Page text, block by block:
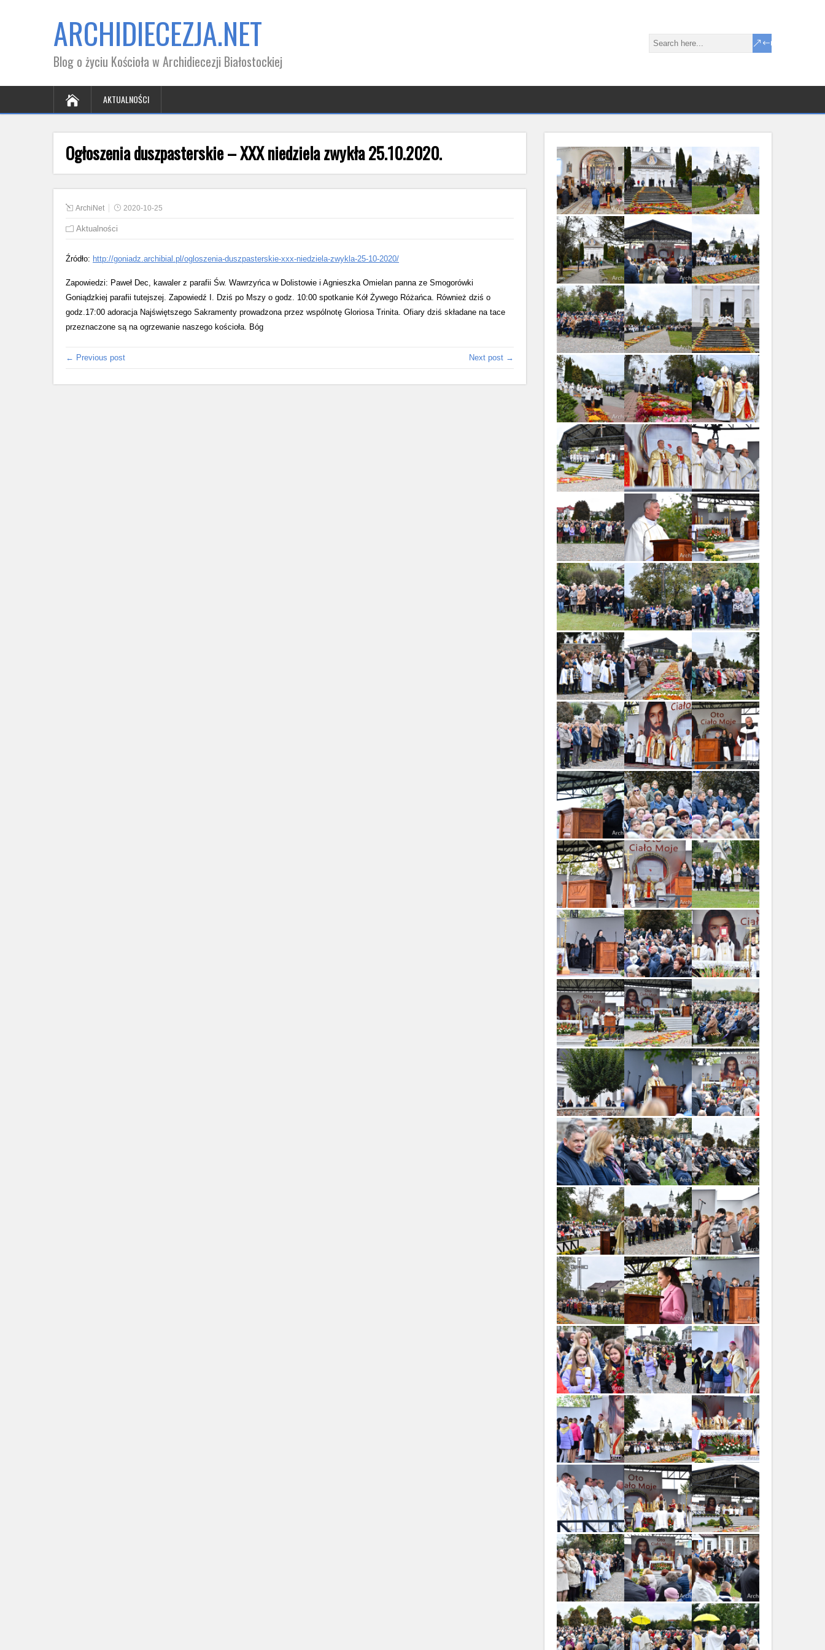
ARCHIDIECEZJA.NET
Blog o życiu Kościoła w Archidiecezji Białostockiej
AKTUALNOŚCI
Ogłoszenia duszpasterskie – XXX niedziela zwykła 25.10.2020.
ArchiNet 2020-10-25
Aktualności
Źródło: http://goniadz.archibial.pl/ogloszenia-duszpasterskie-xxx-niedziela-zwykla-25-10-2020/
Zapowiedzi: Paweł Dec, kawaler z parafii Św. Wawrzyńca w Dolistowie i Agnieszka Omielan panna ze Smogorówki
Goniądzkiej parafii tutejszej. Zapowiedź I. Dziś po Mszy o godz. 10:00 spotkanie Kół Żywego Różańca. Również dziś o
godz.17:00 adoracja Najświętszego Sakramenty prowadzona przez wspólnotę Gloriosa Trinita. Ofiary dziś składane na tace
przeznaczone są na ogrzewanie naszego kościoła. Bóg
← Previous post Next post →